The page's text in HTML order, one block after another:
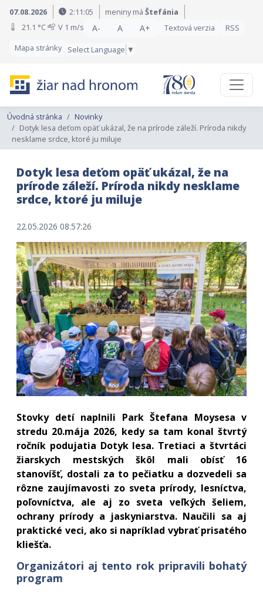
Preskočiť na obsah
Preskočiť na hlavné menu
07.08.2026 2:11:07 meniny máŠtefánia
21.1 °C
V 1 m/s A- A A+ Textová verzia
RSS
Mapa stránky
Select Language ▼
Úvodná stránka
Novinky
Dotyk lesa deťom opäť ukázal, že na prírode záleží. Príroda nikdy
nesklame srdce, ktoré ju miluje
Dotyk lesa deťom opäť ukázal, že na
prírode záleží. Príroda nikdy nesklame
srdce, ktoré ju miluje
22.05.2026 08:57:26
Stovky detí naplnili Park Štefana Moysesa v
stredu 20.mája 2026, kedy sa tam konal štvrtý
ročník podujatia Dotyk lesa. Tretiaci a štvrtáci
žiarskych mestských škôl mali obísť 16
stanovíšť, dostali za to pečiatku a dozvedeli sa
rôzne zaujímavosti zo sveta prírody, lesníctva,
poľovníctva, ale aj zo sveta veľkých šeliem,
ochrany prírody a jaskyniarstva. Naučili sa aj
praktické veci, ako si napríklad vybrať prisatého
kliešťa.
Organizátori aj tento rok pripravili bohatý
program